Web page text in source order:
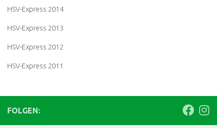
HSV-Express 2014
HSV-Express 2013
HSV-Express 2012
HSV-Express 2011
FOLGEN: